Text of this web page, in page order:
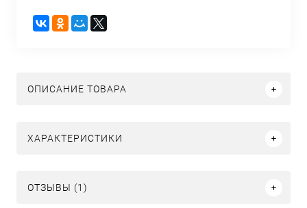
ОПИСАНИЕ ТОВАРА
ХАРАКТЕРИСТИКИ
ОТЗЫВЫ (1)